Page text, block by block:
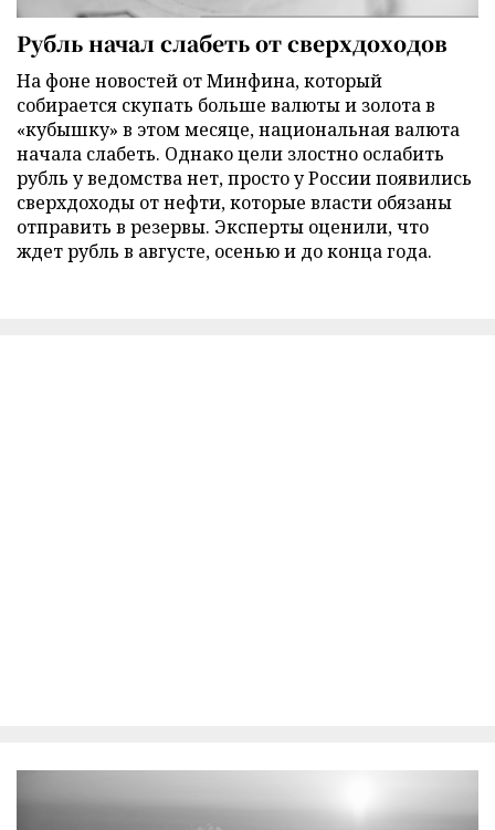
Рубль начал слабеть от сверхдоходов
На фоне новостей от Минфина, который
собирается скупать больше валюты и золота в
«кубышку» в этом месяце, национальная валюта
начала слабеть. Однако цели злостно ослабить
рубль у ведомства нет, просто у России появились
сверхдоходы от нефти, которые власти обязаны
отправить в резервы. Эксперты оценили, что
ждет рубль в августе, осенью и до конца года.